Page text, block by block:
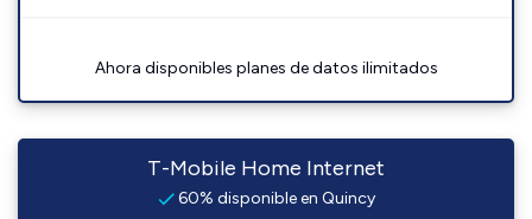
Ahora disponibles planes de datos ilimitados
T-Mobile Home Internet
60% disponible en Quincy